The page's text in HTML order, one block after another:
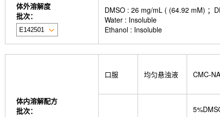
体外溶解度
批次：
DMSO : 26 mg/mL ( (64.92 mM) ；
Water : Insoluble
Ethanol : Insoluble
体内溶解配方
批次：
口服 均匀悬浊液 CMC-NA